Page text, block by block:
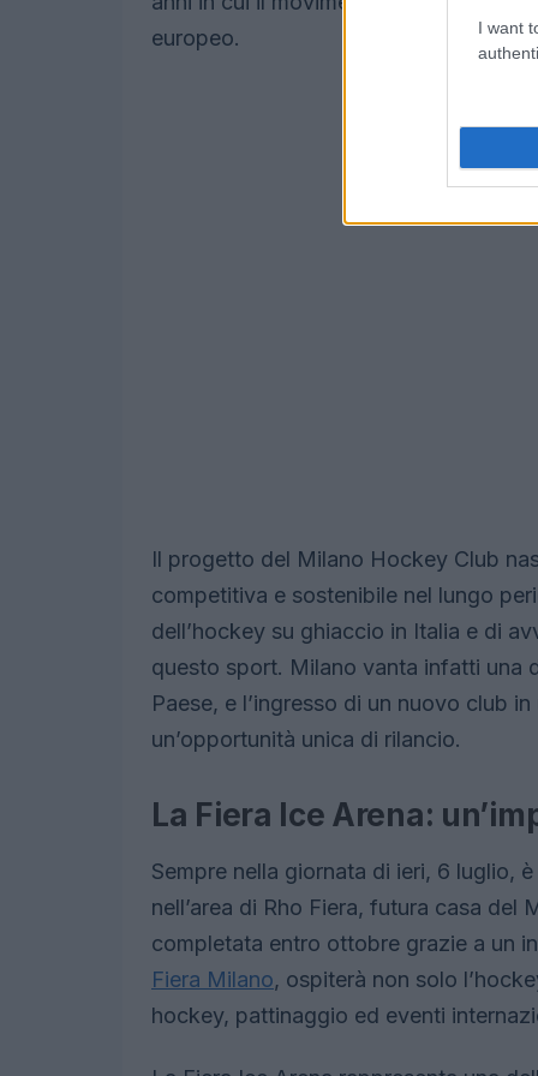
I want
europeo.
Il progetto del Milano Hockey Club
competitiva e sostenibile nel lungo
dell’hockey su ghiaccio in Italia e di
questo sport. Milano vanta infatti una
Paese, e l’ingresso di un nuovo club
un’opportunità unica di rilancio.
La Fiera Ice Arena:
Sempre nella giornata di ieri, 6 luglio,
nell’area di Rho Fiera, futura casa
completata entro ottobre grazie a un
Fiera Milano, ospiterà non solo
hockey, pattinaggio ed eventi